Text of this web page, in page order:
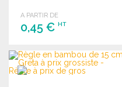
A PARTIR DE
0,45 € HT
COMMANDER
Demander un devis